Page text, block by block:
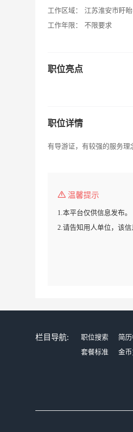
工作区域：
江苏淮安市盱
工作年限：
不限要求
职位亮点
职位详情
有导游证，有较强的服务理
温馨提示
1.本平台仅供信息发布。
2.请告知用人单位，该信
栏目导航: 职位搜索 简
套餐标准
金